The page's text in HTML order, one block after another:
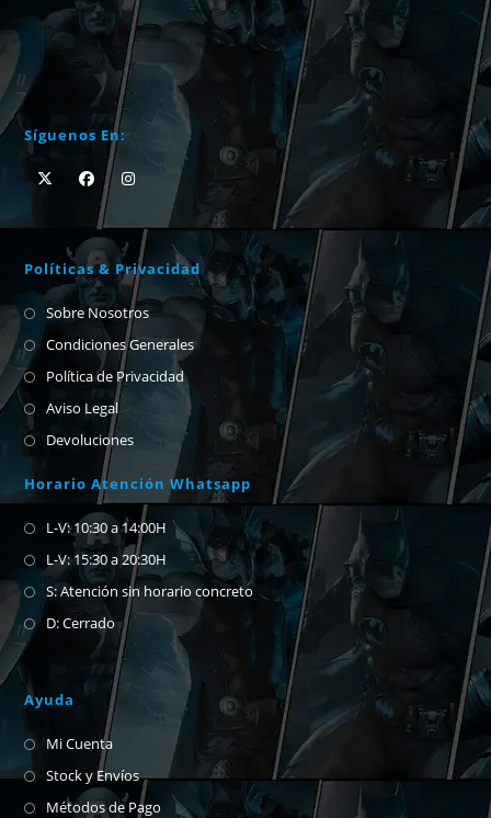
Síguenos En:
Políticas & Privacidad
Sobre Nosotros
Condiciones Generales
Política de Privacidad
Aviso Legal
Devoluciones
Horario Atención Whatsapp
L-V: 10:30 a 14:00H
L-V: 15:30 a 20:30H
S: Atención sin horario concreto
D: Cerrado
Ayuda
Mi Cuenta
Stock y Envíos
Métodos de Pago